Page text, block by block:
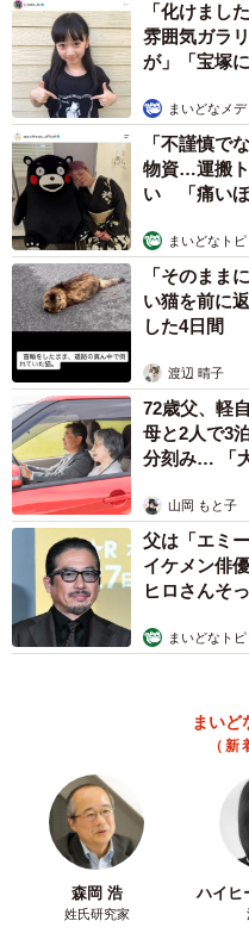
「化けまし
雰囲気ガラ
が」「宝塚
まいどなメデ
「不謹慎で
物資…運搬
い 「痛いほ
まいどなトピ
「そのまま
い猫を前に
した4日間
渡辺 晴子
72歳父、軽
母と2人で3
分刻み… 「
山岡 もと子
父は「エミ
イケメン俳
ヒロさんそ
まいどなトピ
まいど
（新
森岡 浩
姓氏研究家
ハイヒ